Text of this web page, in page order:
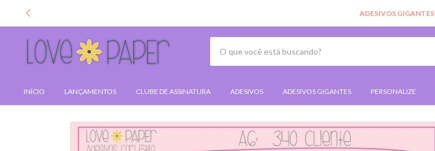
ADESIVOS GIGANTES
INÍCIO LANÇAMENTOS CLUBE DE ASSINATURA ADESIVOS ADESIVOS GIGANTES PERSONALIZE